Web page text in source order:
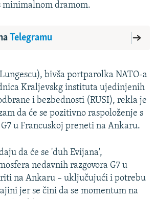
minimalnom dramom.
Telegramu
bivša portparolka NATO-a
Kraljevskg instituta ujedinjenih
i bezbednosti (RUSI), rekla je
da će se pozitivno raspoloženje s
u Francuskoj preneti na Ankaru.
da će se 'duh Evijana',
nedavnih razgovora G7 u
na Ankaru – uključujući i potrebu
jer se čini da se momentum na